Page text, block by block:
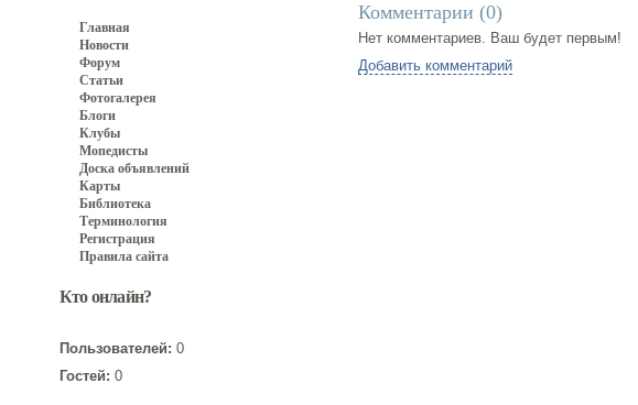
Главная
Новости
Форум
Статьи
Фотогалерея
Блоги
Клубы
Мопедисты
Доска объявлений
Карты
Библиотека
Терминология
Регистрация
Правила сайта
Кто онлайн?
Пользователей: 0
Гостей: 0
Комментарии (0)
Нет комментариев. Ваш будет первым!
Добавить комментарий